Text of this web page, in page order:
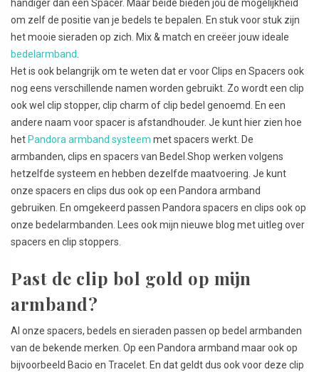
handiger dan een Spacer. Maar beide bieden jou de mogelijkheid
om zelf de positie van je bedels te bepalen. En stuk voor stuk zijn
het mooie sieraden op zich. Mix & match en creëer jouw ideale
bedelarmband
Het is ook belangrijk om te weten dat er voor Clips en Spacers ook
nog eens verschillende namen worden gebruikt. Zo wordt een clip
ook wel clip stopper, clip charm of clip bedel genoemd. En een
andere naam voor spacer is afstandhouder. Je kunt hier zien hoe
het Pandora armband systeem met spacers werkt. De
armbanden, clips en spacers van Bedel.Shop werken volgens
hetzelfde systeem en hebben dezelfde maatvoering. Je kunt
onze spacers en clips dus ook op een Pandora armband
gebruiken. En omgekeerd passen Pandora spacers en clips ook op
onze bedelarmbanden. Lees ook mijn nieuwe blog met uitleg over
spacers en clip stoppers.
Past de clip bol gold op mijn
armband?
Al onze spacers, bedels en sieraden passen op bedel armbanden
van de bekende merken. Op een Pandora armband maar ook op
bijvoorbeeld Bacio en Tracelet. En dat geldt dus ook voor deze clip